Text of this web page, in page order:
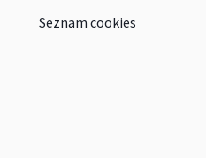
Seznam cookies